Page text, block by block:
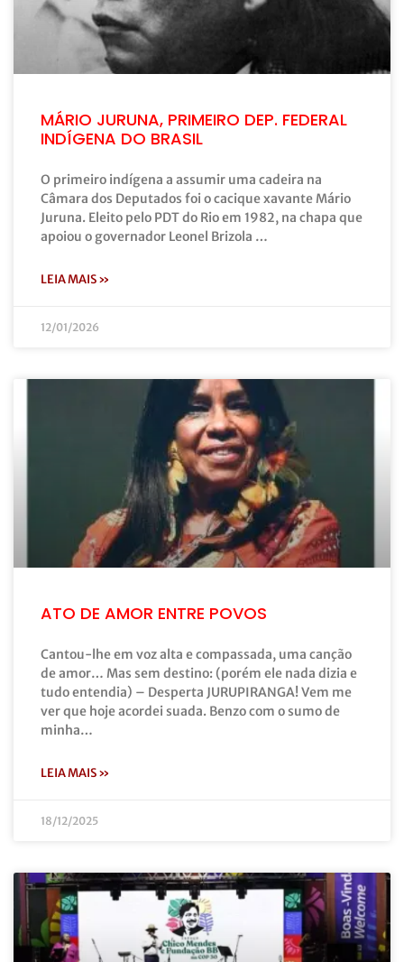
MÁRIO JURUNA, PRIMEIRO DEP. FEDERAL
INDÍGENA DO BRASIL
O primeiro indígena a assumir uma cadeira na
Câmara dos Deputados foi o cacique xavante Mário
Juruna. Eleito pelo PDT do Rio em 1982, na chapa que
apoiou o governador Leonel Brizola …
LEIA MAIS »
12/01/2026
ATO DE AMOR ENTRE POVOS
Cantou-lhe em voz alta e compassada, uma canção
de amor… Mas sem destino: (porém ele nada dizia e
tudo entendia) – Desperta JURUPIRANGA! Vem me
ver que hoje acordei suada. Benzo com o sumo de
minha…
LEIA MAIS »
18/12/2025